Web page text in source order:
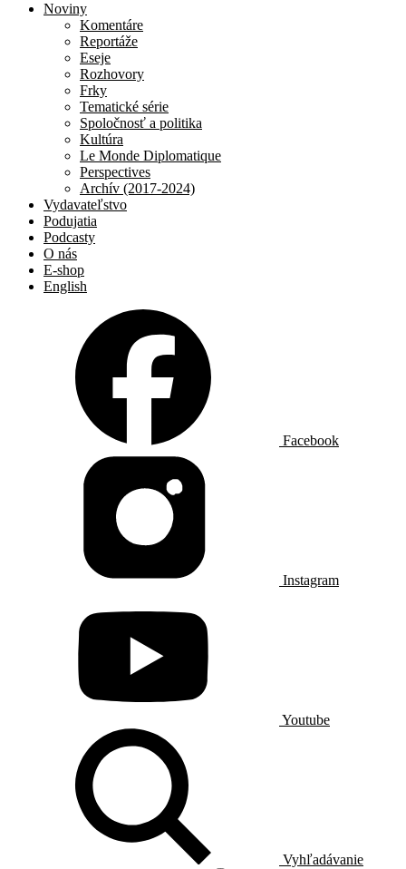
Noviny
Komentáre
Reportáže
Eseje
Rozhovory
Frky
Tematické série
Spoločnosť a politika
Kultúra
Le Monde Diplomatique
Perspectives
Archív (2017-2024)
Vydavateľstvo
Podujatia
Podcasty
O nás
E-shop
English
Facebook
Instagram
Youtube
Vyhľadávanie